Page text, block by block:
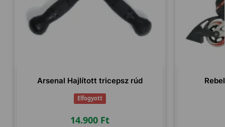
Arsenal Hajlított tricepsz rúd
Elfogyott
14.900 Ft